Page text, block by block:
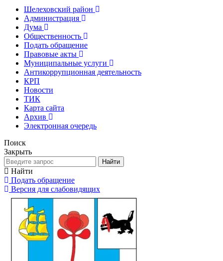
Шелеховский район
Администрация
Дума
Общественность
Подать обращение
Правовые акты
Муниципальные услуги
Антикоррупционная деятельность
КРП
Новости
ТИК
Карта сайта
Архив
Электронная очередь
Поиск
Закрыть
Найти
Найти
Подать обращение
Версия для слабовидящих